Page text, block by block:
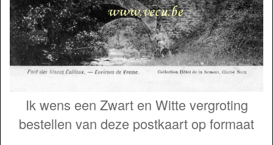
Ik wens een Zwart en Witte vergroting
bestellen van deze postkaart op formaat